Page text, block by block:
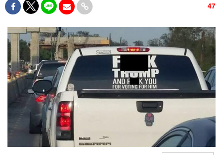
47